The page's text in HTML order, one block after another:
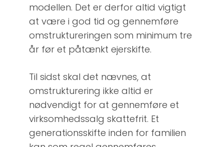
modellen. Det er derfor altid vigtigt
at være i god tid og gennemføre
omstruktureringen som minimum tre
år før et påtænkt ejerskifte.
Til sidst skal det nævnes, at
omstrukturering ikke altid er
nødvendigt for at gennemføre et
virksomhedssalg skattefrit. Et
generationsskifte inden for familien